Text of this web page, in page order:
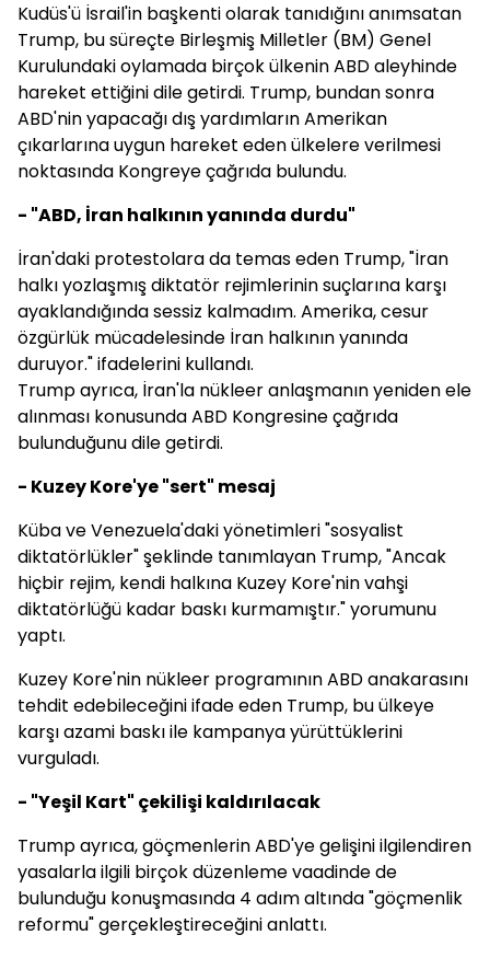
Kudüs'ü İsrail'in başkenti olarak tanıdığını anımsatan
Trump, bu süreçte Birleşmiş Milletler (BM) Genel
Kurulundaki oylamada birçok ülkenin ABD aleyhinde
hareket ettiğini dile getirdi. Trump, bundan sonra
ABD'nin yapacağı dış yardımların Amerikan
çıkarlarına uygun hareket eden ülkelere verilmesi
noktasında Kongreye çağrıda bulundu.
- "ABD, İran halkının yanında durdu"
İran'daki protestolara da temas eden Trump, "İran
halkı yozlaşmış diktatör rejimlerinin suçlarına karşı
ayaklandığında sessiz kalmadım. Amerika, cesur
özgürlük mücadelesinde İran halkının yanında
duruyor." ifadelerini kullandı.
Trump ayrıca, İran'la nükleer anlaşmanın yeniden ele
alınması konusunda ABD Kongresine çağrıda
bulunduğunu dile getirdi.
- Kuzey Kore'ye "sert" mesaj
Küba ve Venezuela'daki yönetimleri "sosyalist
diktatörlükler" şeklinde tanımlayan Trump, "Ancak
hiçbir rejim, kendi halkına Kuzey Kore'nin vahşi
diktatörlüğü kadar baskı kurmamıştır." yorumunu
yaptı.
Kuzey Kore'nin nükleer programının ABD anakarasını
tehdit edebileceğini ifade eden Trump, bu ülkeye
karşı azami baskı ile kampanya yürüttüklerini
vurguladı.
- "Yeşil Kart" çekilişi kaldırılacak
Trump ayrıca, göçmenlerin ABD'ye gelişini ilgilendiren
yasalarla ilgili birçok düzenleme vaadinde de
bulunduğu konuşmasında 4 adım altında "göçmenlik
reformu" gerçekleştireceğini anlattı.